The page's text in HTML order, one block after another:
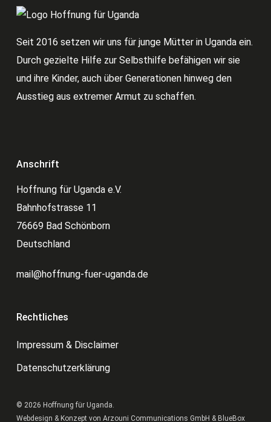
Seit 2016 setzen wir uns für junge Mütter in Uganda ein.
Durch gezielte Hilfe zur Selbsthilfe befähigen wir sie
und ihre Kinder, auch über Generationen hinweg den
Ausstieg aus extremer Armut zu schaffen.
Anschrift
Hoffnung für Uganda e.V.
Bahnhofstrasse 11
76669 Bad Schönborn
Deutschland
mail@hoffnung-fuer-uganda.de
Rechtliches
Impressum & Disclaimer
Datenschutzerklärung
© 2026 Hoffnung für Uganda.
Webdesign & Konzept von Arzouni Communications GmbH & BlueBox